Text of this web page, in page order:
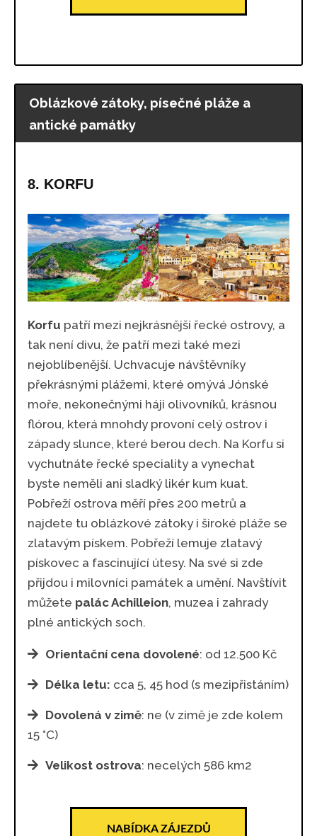
Oblázkové zátoky, písečné pláže a
antické památky
8. KORFU
Korfu patří mezi nejkrásnější řecké ostrovy, a
tak není divu, že patří mezi také mezi
nejoblíbenější. Uchvacuje návštěvníky
překrásnými plážemi, které omývá Jónské
moře, nekonečnými háji olivovníků, krásnou
flórou, která mnohdy provoní celý ostrov i
západy slunce, které berou dech. Na Korfu si
vychutnáte řecké speciality a vynechat
byste neměli ani sladký likér kum kuat.
Pobřeží ostrova měří přes 200 metrů a
najdete tu oblázkové zátoky i široké pláže se
zlatavým pískem. Pobřeží lemuje zlatavý
pískovec a fascinující útesy. Na své si zde
přijdou i milovníci památek a umění. Navštívit
můžete palác Achilleion, muzea i zahrady
plné antických soch.
Orientační cena dovolené: od 12.500 Kč
Délka letu: cca 5, 45 hod (s mezipřistáním)
Dovolená v zimě: ne (v zimě je zde kolem
15 °C)
Velikost ostrova: necelých 586 km2
NABÍDKA ZÁJEZDŮ